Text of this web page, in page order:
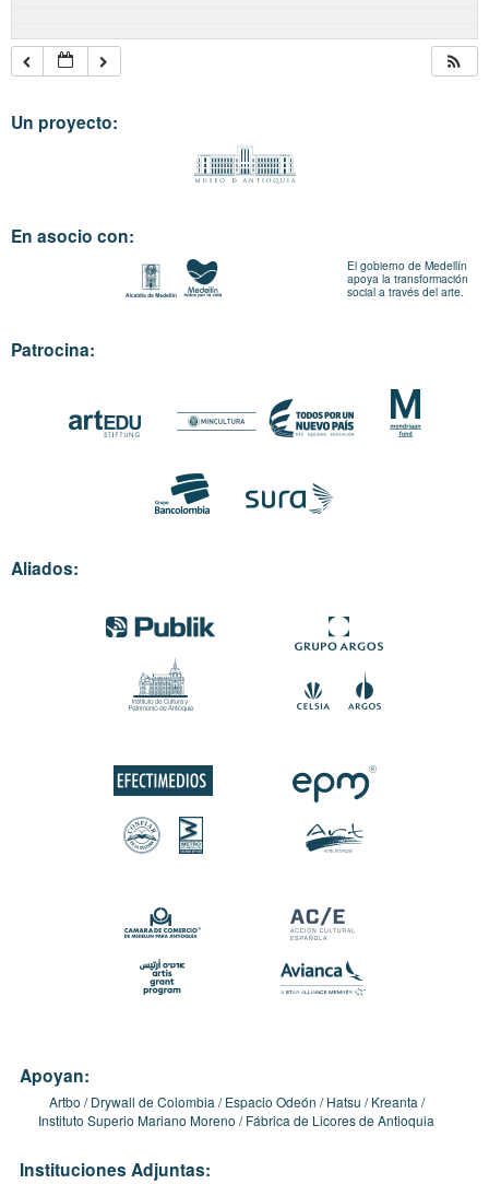
Un proyecto:
En asocio con:
El gobierno de Medellín
apoya la transformación
social a través del arte.
Patrocina:
Aliados:
Apoyan:
Artbo Drywall de Colombia Espacio Odeón Hatsu
Kreanta
Instituto Superio Mariano Moreno
Fábrica de Licores de Antioquia
Instituciones Adjuntas: